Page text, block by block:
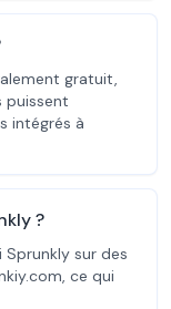
gratuit,
puissent
intégrés à
?
sur des
ce qui